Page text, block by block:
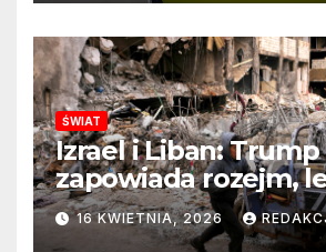
ŚWIAT
Izrael i Liban: Trump
zapowiada rozejm,
perspektywa
wojny wciąż odległa
16 KWIETNIA, 2026